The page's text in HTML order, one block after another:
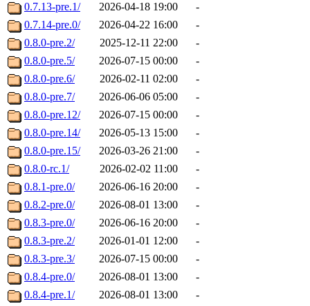
0.7.13-pre.1/
2026-04-18 19:00
-
0.7.14-pre.0/
2026-04-22 16:00
-
0.8.0-pre.2/
2025-12-11 22:00
-
0.8.0-pre.5/
2026-07-15 00:00
-
0.8.0-pre.6/
2026-02-11 02:00
-
0.8.0-pre.7/
2026-06-06 05:00
-
0.8.0-pre.12/
2026-07-15 00:00
-
0.8.0-pre.14/
2026-05-13 15:00
-
0.8.0-pre.15/
2026-03-26 21:00
-
0.8.0-rc.1/
2026-02-02 11:00
-
0.8.1-pre.0/
2026-06-16 20:00
-
0.8.2-pre.0/
2026-08-01 13:00
-
0.8.3-pre.0/
2026-06-16 20:00
-
0.8.3-pre.2/
2026-01-01 12:00
-
0.8.3-pre.3/
2026-07-15 00:00
-
0.8.4-pre.0/
2026-08-01 13:00
-
0.8.4-pre.1/
2026-08-01 13:00
-